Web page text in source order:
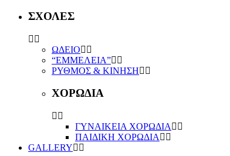
ΣΧΟΛΕΣ
ΩΔΕΙΟ
“ΕΜΜΕΛΕΙΑ”
ΡΥΘΜΟΣ & ΚΙΝΗΣΗ
ΧΟΡΩΔΙΑ
ΓΥΝΑΙΚΕΙΑ ΧΟΡΩΔΙΑ
ΠΑΙΔΙΚΗ ΧΟΡΩΔΙΑ
GALLERY